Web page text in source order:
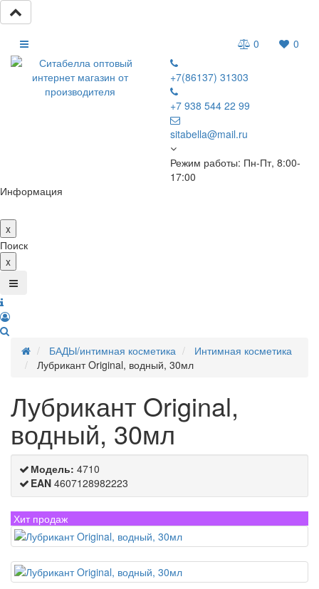
0
0
+7(86137) 31303
+7 938 544 22 99
sitabella@mail.ru
Режим работы: Пн-Пт, 8:00-
17:00
Информация
x
Поиск
x
БАДЫ/интимная косметика
Интимная косметика
Лубрикант Original, водный, 30мл
Лубрикант Original,
водный, 30мл
Модель: 4710
EAN 4607128982223
Хит продаж